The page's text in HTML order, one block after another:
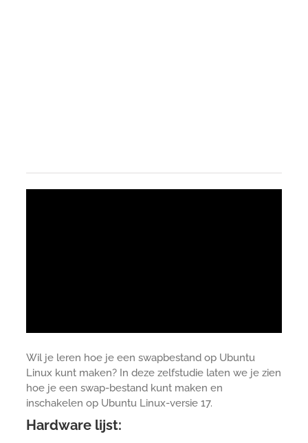
Wil je leren hoe je een swapbestand op Ubuntu
Linux kunt maken? In deze zelfstudie laten we je zien
hoe je een swap-bestand kunt maken en
inschakelen op Ubuntu Linux-versie 17.
Hardware lijst: